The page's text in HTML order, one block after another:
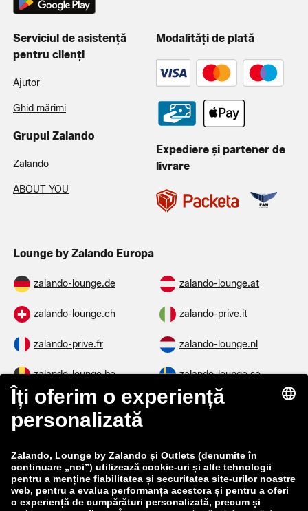
Serviciul de asistență
pentru clienți
Ajutor
Ghid mărimi
Grupul Zalando
Zalando
ABOUT YOU
Modalități de plată
Expediere și partener de
livrare
Lounge by Zalando Europa
zalando-lounge.de zalando-lounge.at
zalando-lounge.ch zalando-prive.it
zalando-prive.fr zalando-lounge.nl
zalando-lounge.be zalando-lounge.se
zalando-lounge.fi zalando-lounge.dk
zalando-prive.es zalando-lounge.cz
zalando-lounge.lt zalando-lounge.sk